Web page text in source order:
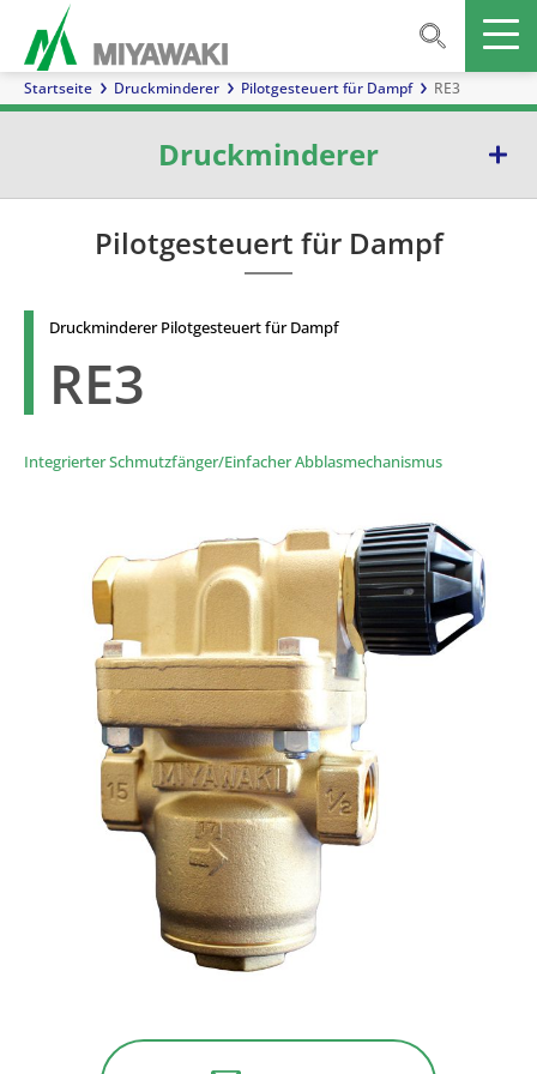
Startseite Druckminderer Pilotgesteuert für Dampf RE3
Druckminderer
Pilotgesteuert für Dampf
Mit Impulsleitung für Dampf
Direktwirkend für Flüssigkeiten und Gase
Pilotgesteuert für Dampf
Druckminderer Pilotgesteuert für Dampf
RE3
Integrierter Schmutzfänger/Einfacher Abblasmechanismus